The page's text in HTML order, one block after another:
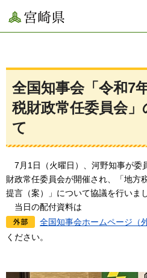
宮崎県
全国知事会「令和7
税財政常任委員会
て
7月1 日（火曜日）、河野知事が委
財政常任委員会が開催され、「地方
提言（案）」について協議を行いまし
当日の配付資料は
全国知事会ホームページ（
ください。